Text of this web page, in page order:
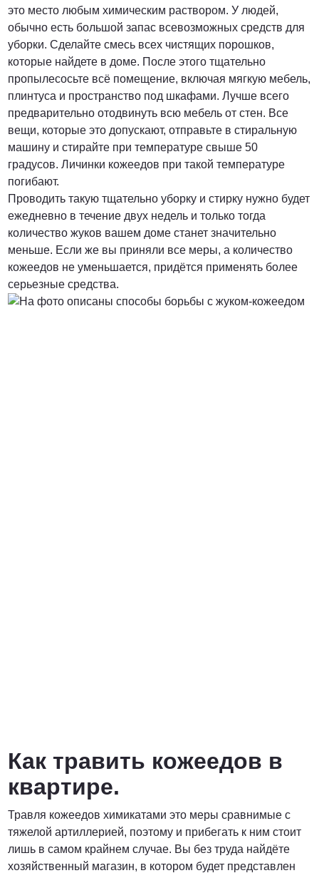
это место любым химическим раствором. У людей,
обычно есть большой запас всевозможных средств для
уборки. Сделайте смесь всех чистящих порошков,
которые найдете в доме. После этого тщательно
пропылесосьте всё помещение, включая мягкую мебель,
плинтуса и пространство под шкафами. Лучше всего
предварительно отодвинуть всю мебель от стен. Все
вещи, которые это допускают, отправьте в стиральную
машину и стирайте при температуре свыше 50
градусов. Личинки кожеедов при такой температуре
погибают.
Проводить такую тщательно уборку и стирку нужно будет
ежедневно в течение двух недель и только тогда
количество жуков вашем доме станет значительно
меньше. Если же вы приняли все меры, а количество
кожеедов не уменьшается, придётся применять более
серьезные средства.
Как травить кожеедов в
квартире.
Травля кожеедов химикатами это меры сравнимые с
тяжелой артиллерией, поэтому и прибегать к ним стоит
лишь в самом крайнем случае. Вы без труда найдёте
хозяйственный магазин, в котором будет представлен